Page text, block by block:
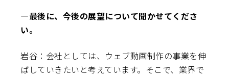
―最後に、今後の展望について聞かせてくださ
い。
岩谷：会社としては、ウェブ動画制作の事業を伸
ばしていきたいと考えています。そこで、業界で